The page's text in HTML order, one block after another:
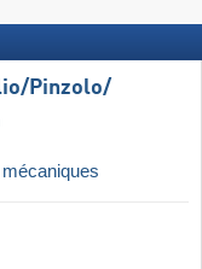
​Pinzolo/​